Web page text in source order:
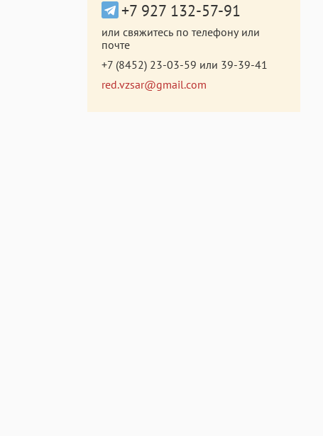
+7 927 132-57-91
или свяжитесь по телефону или
почте
+7 (8452) 23-03-59 или 39-39-41
red.vzsar@gmail.com